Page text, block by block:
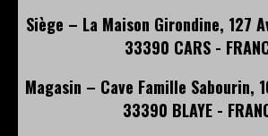
Siège – La Maison Girondine, 127
33390 CARS -
Magasin – Cave Famille Sabourin,
33390 BLAYE -